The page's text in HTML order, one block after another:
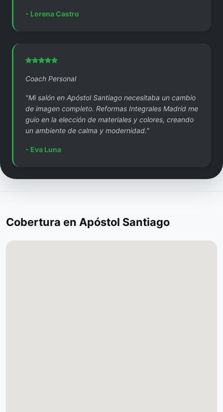
- Lorena Castro
Coach Personal
"Mi salón en Apóstol Santiago necesitaba un cambio
de imagen completo. Reformas Integrales Madrid me
guio en la elección de materiales y colores, creando
un ambiente de calma y modernidad."
- Eva Luna
Cobertura en Apóstol Santiago